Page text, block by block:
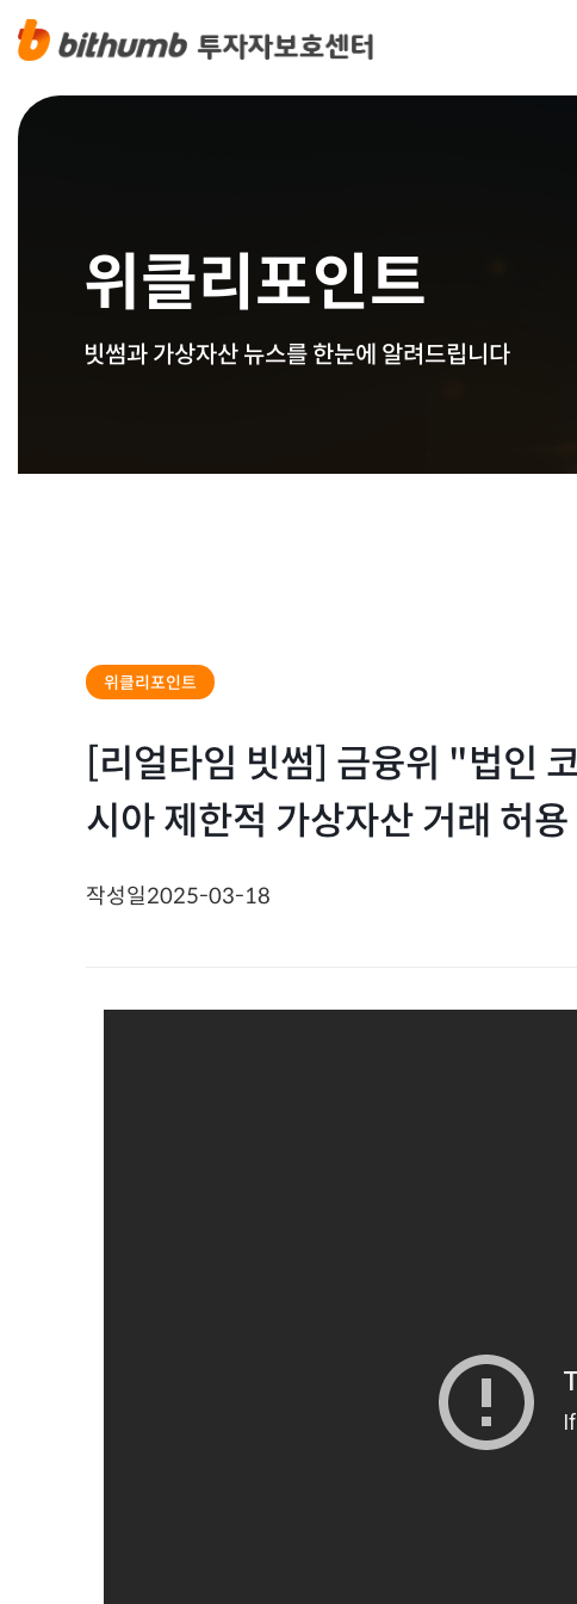
위클리포인트
빗썸과 가상자산 뉴스를 한눈에 알려드립니다
위클리포인트
[리얼타임 빗썸] 금융위 "법인
시아 제한적 가상자산 거래 허
작성일2025-03-18